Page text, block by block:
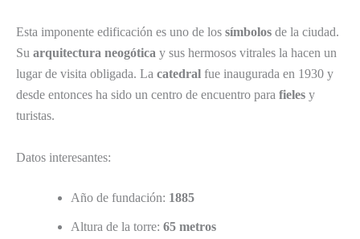
Esta imponente edificación es uno de los símbolos de la ciudad.
Su arquitectura neogótica y sus hermosos vitrales la hacen un
lugar de visita obligada. La catedral fue inaugurada en 1930 y
desde entonces ha sido un centro de encuentro para fieles y
turistas.
Datos interesantes:
Año de fundación: 1885
Altura de la torre: 65 metros